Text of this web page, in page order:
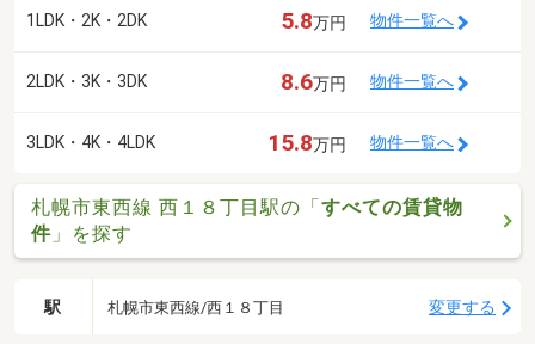
1LDK・2K・2DK 5.8万円 物件一覧へ
2LDK・3K・3DK 8.6万円 物件一覧へ
3LDK・4K・4LDK 15.8万円 物件一覧へ
札幌市東西線 西１８丁目駅の「すべての賃貸物
件 」を探す
駅 札幌市東西線/西１８丁目 変更する